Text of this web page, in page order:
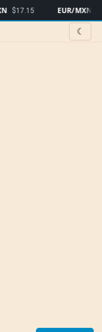
$17.15 EUR/MXN
☾